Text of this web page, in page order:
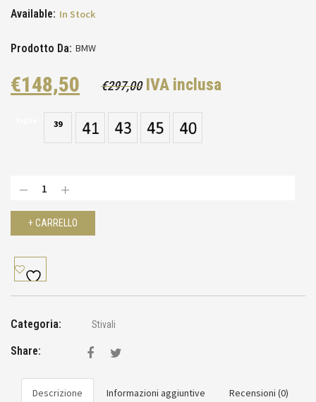
Available: In Stock
Prodotto Da: BMW
€297,00 Il
prezzo
originale
€148,50
Il
prezzo
attuale
IVA inclusa
39
+ CARRELLO
Categoria: Stivali
Share:
Descrizione Informazioni aggiuntive Recensioni (0)